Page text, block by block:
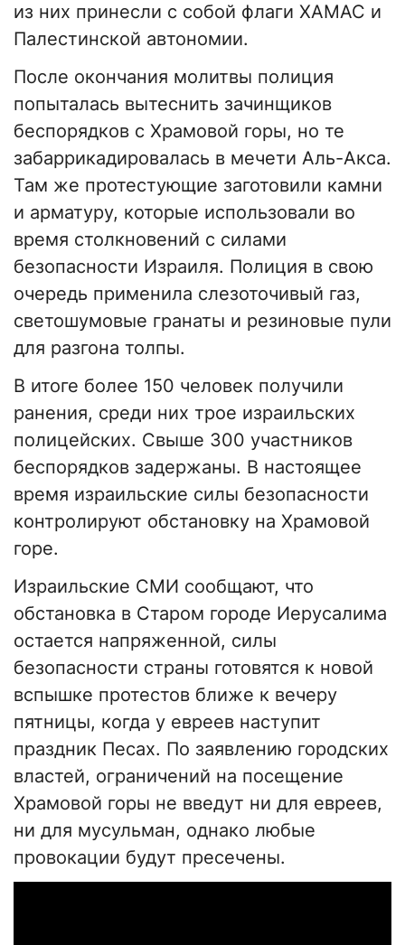
из них принесли с собой флаги ХАМАС и
Палестинской автономии.
После окончания молитвы полиция
попыталась вытеснить зачинщиков
беспорядков с Храмовой горы, но те
забаррикадировалась в мечети Аль-Акса.
Там же протестующие заготовили камни
и арматуру, которые использовали во
время столкновений с силами
безопасности Израиля. Полиция в свою
очередь применила слезоточивый газ,
светошумовые гранаты и резиновые пули
для разгона толпы.
В итоге более 150 человек получили
ранения, среди них трое израильских
полицейских. Свыше 300 участников
беспорядков задержаны. В настоящее
время израильские силы безопасности
контролируют обстановку на Храмовой
горе.
Израильские СМИ сообщают, что
обстановка в Старом городе Иерусалима
остается напряженной, силы
безопасности страны готовятся к новой
вспышке протестов ближе к вечеру
пятницы, когда у евреев наступит
праздник Песах. По заявлению городских
властей, ограничений на посещение
Храмовой горы не введут ни для евреев,
ни для мусульман, однако любые
провокации будут пресечены.